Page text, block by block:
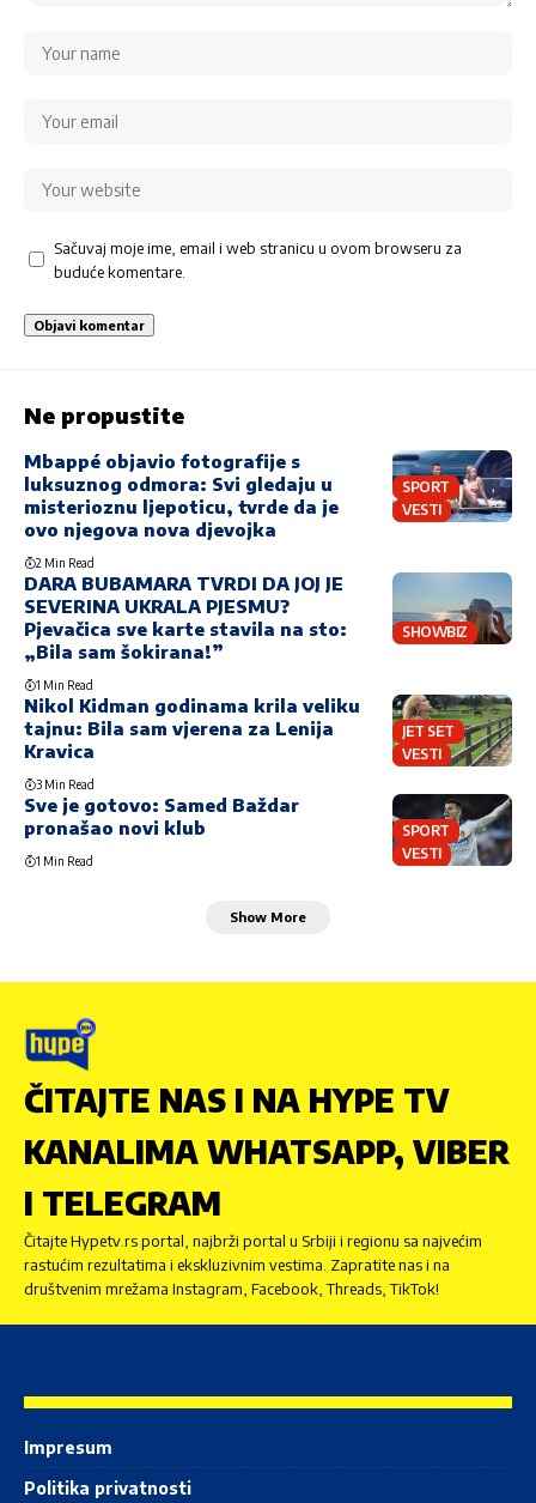
Sačuvaj moje ime, email i web stranicu u ovom browseru za
buduće komentare.
Ne propustite
SPORT
VESTI
Mbappé objavio fotografije s
luksuznog odmora: Svi gledaju u
misterioznu ljepoticu, tvrde da je
ovo njegova nova djevojka
2 Min Read
SHOWBIZ
DARA BUBAMARA TVRDI DA JOJ JE
SEVERINA UKRALA PJESMU?
Pjevačica sve karte stavila na sto:
„Bila sam šokirana!”
1 Min Read
JET SET
VESTI
Nikol Kidman godinama krila veliku
tajnu: Bila sam vjerena za Lenija
Kravica
3 Min Read
SPORT
VESTI
Sve je gotovo: Samed Baždar
pronašao novi klub
1 Min Read
Show More
ČITAJTE NAS I NA HYPE TV
KANALIMA WHATSAPP, VIBER
I TELEGRAM
Čitajte Hypetv.rs portal, najbrži portal u Srbiji i regionu sa najvećim
rastućim rezultatima i ekskluzivnim vestima. Zapratite nas i na
društvenim mrežama Instagram, Facebook, Threads, TikTok!
Impresum
Politika privatnosti